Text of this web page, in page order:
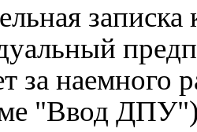
за наемного
"Ввод